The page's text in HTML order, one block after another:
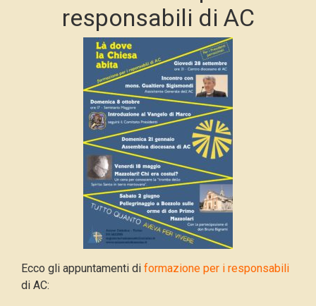
responsabili di AC
Ecco gli appuntamenti di formazione per i responsabili
di AC: